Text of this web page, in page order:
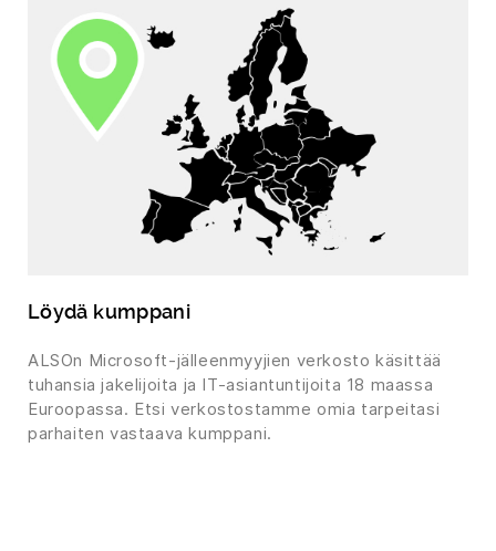
Löydä kumppani
ALSOn Microsoft-jälleenmyyjien verkosto käsittää
tuhansia jakelijoita ja IT-asiantuntijoita 18 maassa
Euroopassa. Etsi verkostostamme omia tarpeitasi
parhaiten vastaava kumppani.